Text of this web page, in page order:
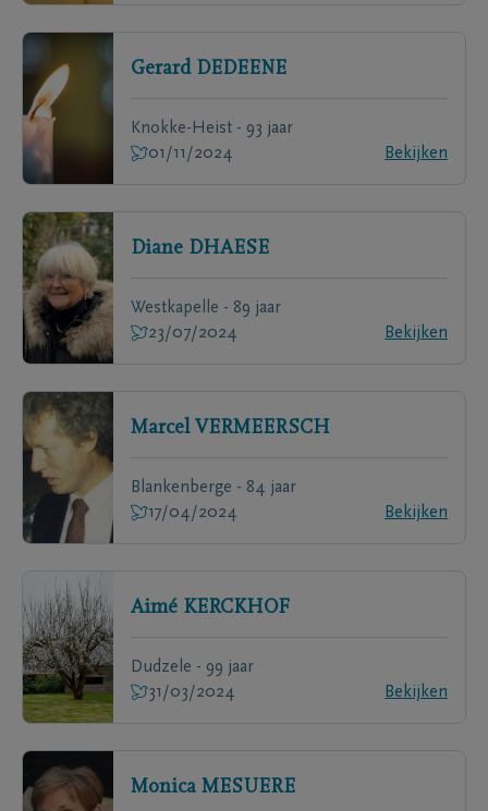
Gerard DEDEENE
Knokke-Heist - 93 jaar
01/11/2024
Bekijken
Diane DHAESE
Westkapelle - 89 jaar
23/07/2024
Bekijken
Marcel VERMEERSCH
Blankenberge - 84 jaar
17/04/2024
Bekijken
Aimé KERCKHOF
Dudzele - 99 jaar
31/03/2024
Bekijken
Monica MESUERE